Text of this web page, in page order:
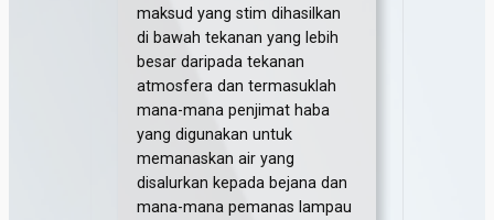
maksud yang stim dihasilkan
di bawah tekanan yang lebih
besar daripada tekanan
atmosfera dan termasuklah
mana-mana penjimat haba
yang digunakan untuk
memanaskan air yang
disalurkan kepada bejana dan
mana-mana pemanas lampau